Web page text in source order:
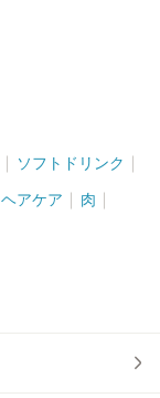
ソフトドリンク
ヘアケア 肉